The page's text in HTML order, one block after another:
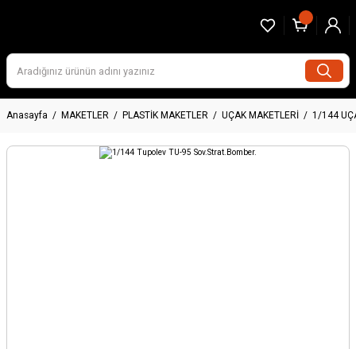
Anasayfa MAKETLER PLASTİK MAKETLER UÇAK MAKETLERİ 1/144